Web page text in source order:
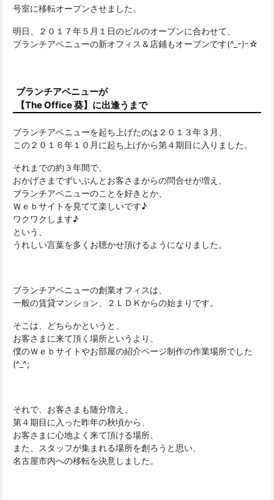
号室に移転オープンさせました。
明日、２０１７年５月１日のビルのオープンに合わせて、
ブランチアベニューの新オフィス＆店鋪もオープンです(^_ｰ)ｰ☆
ブランチアベニューが
【The Office 葵】に出逢うまで
ブランチアベニューを起ち上げたのは２０１３年３月、
この２０１６年１０月に起ち上げから第４期目に入りました。
それまでの約３年間で、
おかげさまでずいぶんとお客さまからの問合せが増え、
ブランチアベニューのことを好きとか、
Ｗｅｂサイトを見てて楽しいです♪
ワクワクします♪
という、
うれしい言葉を多くお聴かせ頂けるようになりました。
ブランチアベニューの創業オフィスは、
一般の賃貸マンション、２ＬＤＫからの始まりです。
そこは、どちらかというと、
お客さまに来て頂く場所というより、
僕のＷｅｂサイトやお部屋の紹介ページ制作の作業場所でした
(^_^;
それで、お客さまも随分増え、
第４期目に入った昨年の秋頃から、
お客さまに心地よく来て頂ける場所、
また、スタッフが集まれる場所を創ろうと思い、
名古屋市内への移転を決意しました。